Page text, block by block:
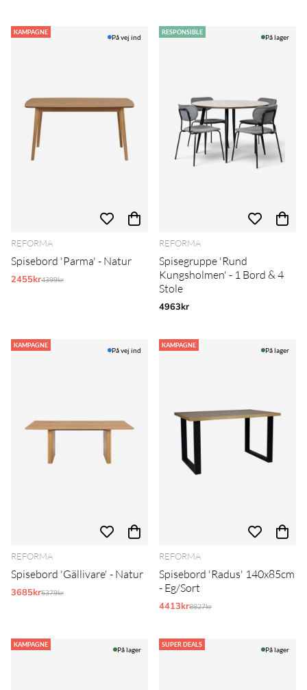
KAMPAGNE
På vej ind
REFORMA
Spisebord 'Parma' - Natur
2455krNormalpris:
4399kr
RESPONSIBLE
På lager
REFORMA
Spisegruppe 'Rund
Kungsholmen' - 1 Bord & 4
Stole
4963kr
KAMPAGNE
På vej ind
REFORMA
Spisebord 'Gällivare' - Natur
3685krNormalpris:
5379kr
KAMPAGNE
På lager
REFORMA
Spisebord 'Radus' 140x85cm
- Eg/Sort
4413krNormalpris:
8827kr
KAMPAGNE
På lager
SUPER DEALS
På lager